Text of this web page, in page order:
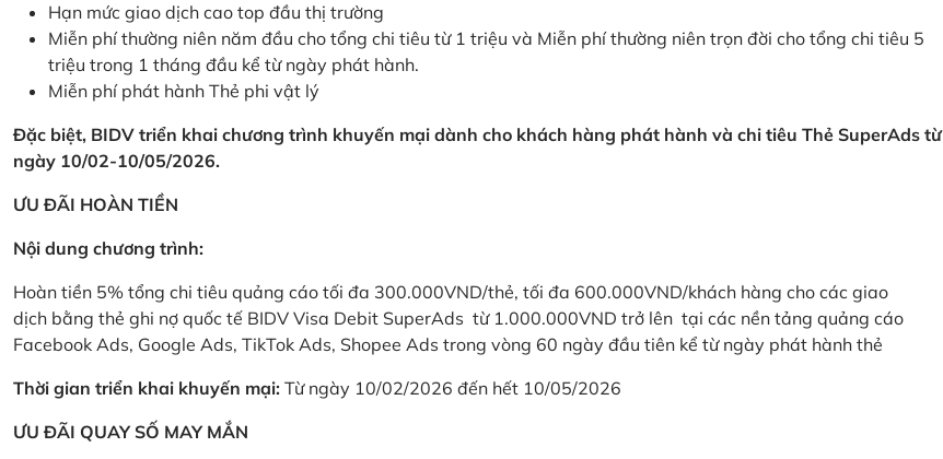
Hạn mức giao dịch cao top đầu thị trường
Miễn phí thường niên năm đầu cho tổng chi tiêu từ 1 triệu và Miễn phí thường niên trọn đời cho tổng chi tiêu 5
triệu trong 1 tháng đầu kể từ ngày phát hành.
Miễn phí phát hành Thẻ phi vật lý
Đặc biệt, BIDV triển khai chương trình khuyến mại dành cho khách hàng phát hành và chi tiêu Thẻ SuperAds từ
ngày 10/02-10/05/2026.
ƯU ĐÃI HOÀN TIỀN
Nội dung chương trình:
Hoàn tiền 5% tổng chi tiêu quảng cáo tối đa 300.000VND/thẻ, tối đa 600.000VND/khách hàng cho các giao
dịch bằng thẻ ghi nợ quốc tế BIDV Visa Debit SuperAds từ 1.000.000VND trở lên tại các nền tảng quảng cáo
Facebook Ads, Google Ads, TikTok Ads, Shopee Ads trong vòng 60 ngày đầu tiên kể từ ngày phát hành thẻ
Thời gian triển khai khuyến mại: Từ ngày 10/02/2026 đến hết 10/05/2026
ƯU ĐÃI QUAY SỐ MAY MẮN